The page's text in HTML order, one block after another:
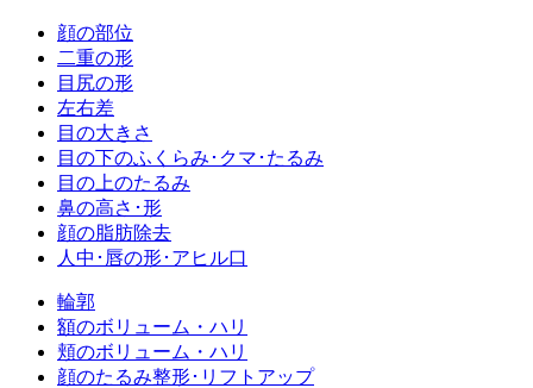
顔の部位
二重の形
目尻の形
左右差
目の大きさ
目の下のふくらみ･クマ･たるみ
目の上のたるみ
鼻の高さ･形
顔の脂肪除去
人中･唇の形･アヒル口
輪郭
額のボリューム・ハリ
頬のボリューム・ハリ
顔のたるみ整形･リフトアップ